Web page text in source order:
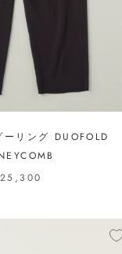
リング DUOFOLD